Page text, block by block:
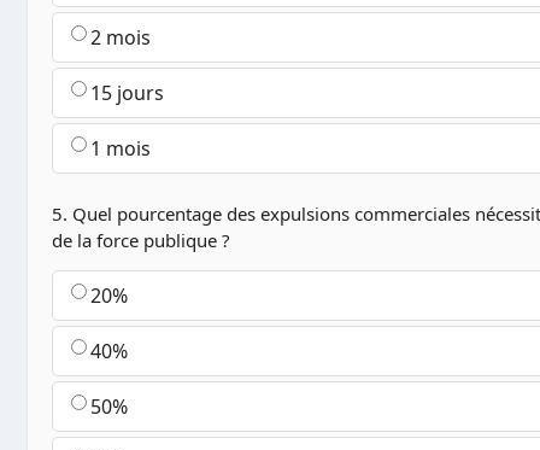
2 mois
15 jours
1 mois
5. Quel pourcentage des expulsions commerciales
de la force publique ?
20%
40%
50%